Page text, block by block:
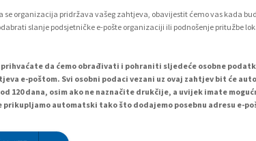
se organizacija pridržava vašeg zahtjeva, obavijestit ćemo vas kada
slanje podsjetničke e-pošte organizaciji ili podnošenje pritužbe
da ćemo obrađivati i pohraniti sljedeće osobne
e-poštom. Svi osobni podaci vezani uz ovaj zahtjev bit će
120 dana, osim ako ne naznačite drukčije, a uvijek imate
automatski tako što dodajemo posebnu adresu e-